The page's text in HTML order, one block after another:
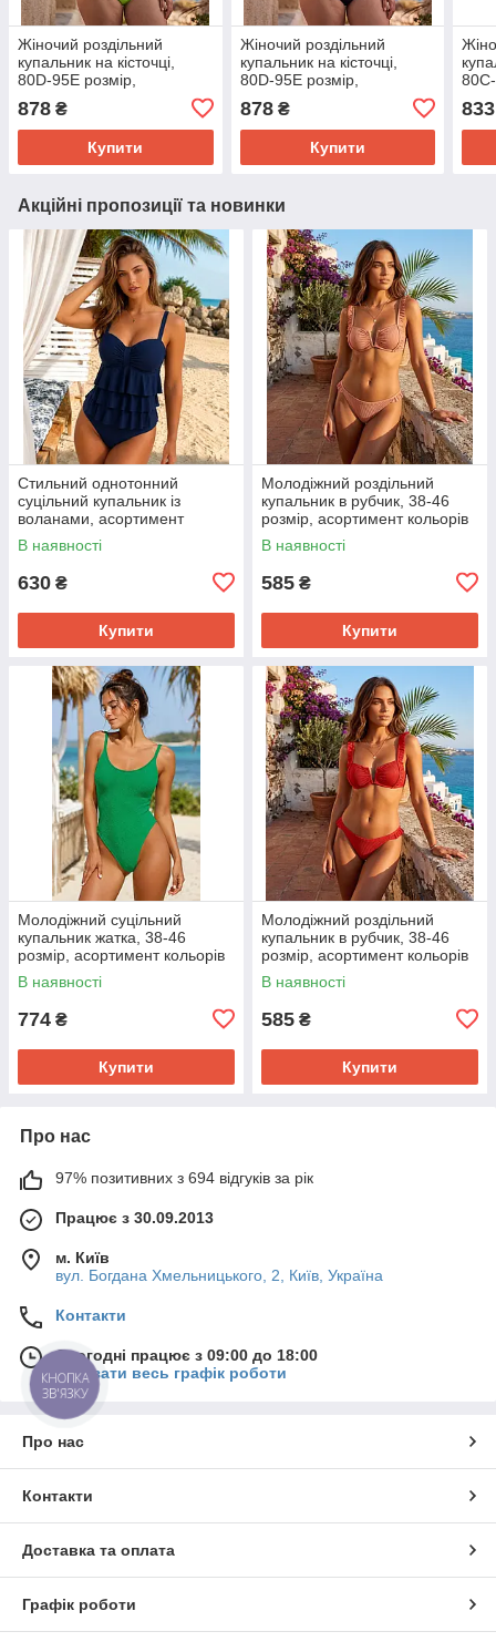
Жіночий роздільний
купальник на кісточці,
80D-95E розмір,
878 ₴
Купити
Жіночий роздільний
купальник на кісточці,
80D-95E розмір,
878₴
Купити
833
Акційні пропозиції та новинки
Стильний однотонний
суцільний купальник із
воланами, асортимент
кольорів
В наявності
630 ₴
Купити
Молодіжний роздільний
купальник в рубчик, 38-46
розмір, асортимент кольорів
В наявності
585 ₴
Купити
Молодіжний суцільний
купальник жатка, 38-46
розмір, асортимент кольорів
В наявності
774 ₴
Купити
Молодіжний роздільний
купальник в рубчик, 38-46
розмір, асортимент кольорів
В наявності
585 ₴
Купити
Про нас
97% позитивних з 694 відгуків за рік
Працює з 30.09.2013
м. Київ
вул. Богдана Хмельницького, 2, Київ, Україна
Контакти
Сьогодні працює з 09:00 до 18:00
Показати весь графік роботи
Про нас
Контакти
Доставка та оплата
Графік роботи
КНОПКА
ЗВ'ЯЗКУ